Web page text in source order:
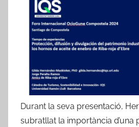
Durant la seva presentació,
subratllat la importància d’una